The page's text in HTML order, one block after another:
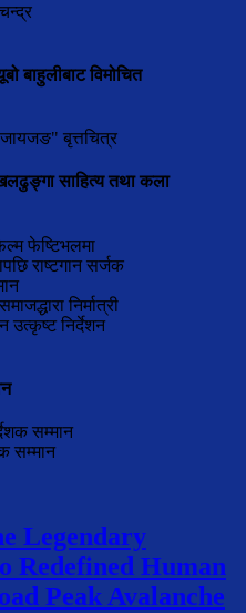
बाहुलीबाट विमोचित
बृत्तचित्र
साहित्य तथा कला
निर्मात्री
उत्कृष्ट निर्देशन
सम्मान
Legendary
Redefined Human
Peak Avalanche